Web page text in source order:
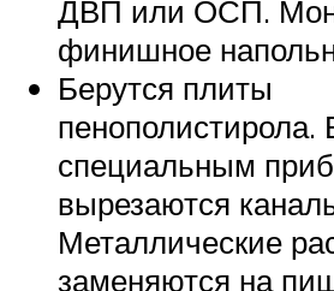
ДВП или ОСП.
финишное
Берутся плиты
пенополистирола.
специальным
вырезаются
Металлические
заменяются на